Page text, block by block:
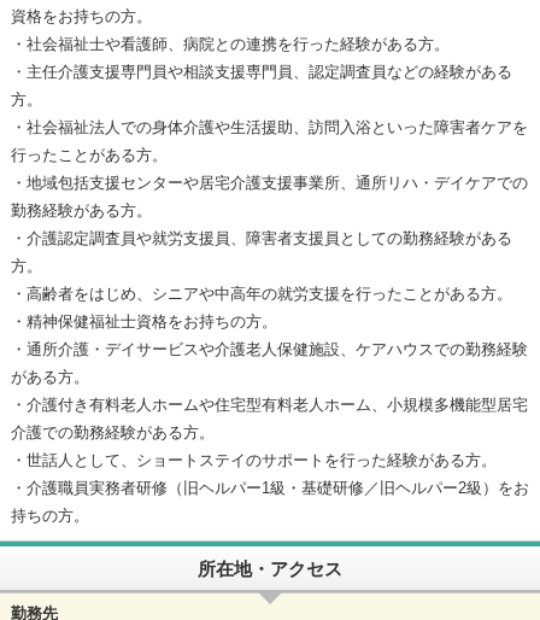
資格をお持ちの方。
・社会福祉士や看護師、病院との連携を行った経験がある方。
・主任介護支援専門員や相談支援専門員、認定調査員などの経験がある
方。
・社会福祉法人での身体介護や生活援助、訪問入浴といった障害者ケアを
行ったことがある方。
・地域包括支援センターや居宅介護支援事業所、通所リハ・デイケアでの
勤務経験がある方。
・介護認定調査員や就労支援員、障害者支援員としての勤務経験がある
方。
・高齢者をはじめ、シニアや中高年の就労支援を行ったことがある方。
・精神保健福祉士資格をお持ちの方。
・通所介護・デイサービスや介護老人保健施設、ケアハウスでの勤務経験
がある方。
・介護付き有料老人ホームや住宅型有料老人ホーム、小規模多機能型居宅
介護での勤務経験がある方。
・世話人として、ショートステイのサポートを行った経験がある方。
・介護職員実務者研修（旧ヘルパー1級・基礎研修／旧ヘルパー2級）をお
持ちの方。
所在地・アクセス
勤務先